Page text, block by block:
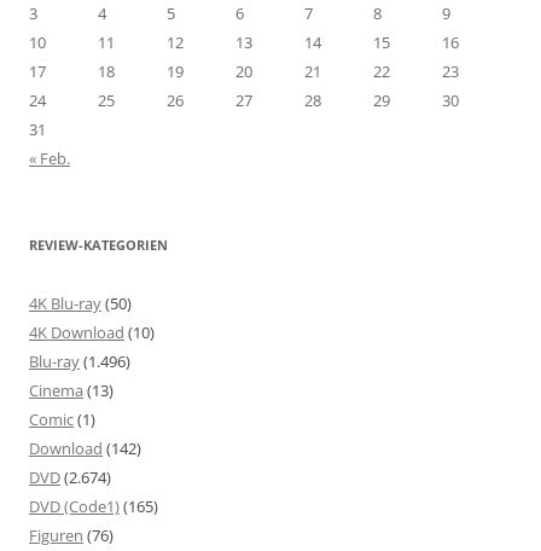
3
4 5 6 7 8
9
10
11 12 13 14 15
16
17
18 19 20 21 22
23
24
25 26 27 28 29
30
31
« Feb.
REVIEW-KATEGORIEN
4K Blu-ray(50)
4K Download (10)
Blu-ray(1.496)
Cinema (13)
Comic(1)
Download (142)
DVD(2.674)
DVD (Code1)(165)
Figuren (76)